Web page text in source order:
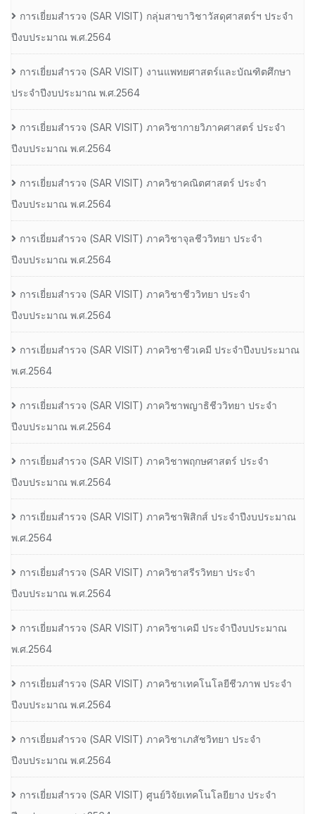
การเยี่ยมสํารวจ (SAR VISIT) กลุ่มสาขาวิชาวัสดุศาสตร์ฯ ประจํา
ปีงบประมาณ พ.ศ.2564
การเยี่ยมสํารวจ (SAR VISIT) งานแพทยศาสตร์และบัณฑิตศึกษา
ประจําปีงบประมาณ พ.ศ.2564
การเยี่ยมสํารวจ (SAR VISIT) ภาควิชากายวิภาคศาสตร์ ประจํา
ปีงบประมาณ พ.ศ.2564
การเยี่ยมสํารวจ (SAR VISIT) ภาควิชาคณิตศาสตร์ ประจํา
ปีงบประมาณ พ.ศ.2564
การเยี่ยมสํารวจ (SAR VISIT) ภาควิชาจุลชีววิทยา ประจํา
ปีงบประมาณ พ.ศ.2564
การเยี่ยมสํารวจ (SAR VISIT) ภาควิชาชีววิทยา ประจํา
ปีงบประมาณ พ.ศ.2564
การเยี่ยมสํารวจ (SAR VISIT) ภาควิชาชีวเคมี ประจําปีงบประมาณ
พ.ศ.2564
การเยี่ยมสํารวจ (SAR VISIT) ภาควิชาพญาธิชีววิทยา ประจํา
ปีงบประมาณ พ.ศ.2564
การเยี่ยมสํารวจ (SAR VISIT) ภาควิชาพฤกษศาสตร์ ประจํา
ปีงบประมาณ พ.ศ.2564
การเยี่ยมสํารวจ (SAR VISIT) ภาควิชาฟิสิกส์ ประจําปีงบประมาณ
พ.ศ.2564
การเยี่ยมสํารวจ (SAR VISIT) ภาควิชาสรีรวิทยา ประจํา
ปีงบประมาณ พ.ศ.2564
การเยี่ยมสํารวจ (SAR VISIT) ภาควิชาเคมี ประจําปีงบประมาณ
พ.ศ.2564
การเยี่ยมสํารวจ (SAR VISIT) ภาควิชาเทคโนโลยีชีวภาพ ประจํา
ปีงบประมาณ พ.ศ.2564
การเยี่ยมสํารวจ (SAR VISIT) ภาควิชาเภสัชวิทยา ประจํา
ปีงบประมาณ พ.ศ.2564
การเยี่ยมสํารวจ (SAR VISIT) ศูนย์วิจัยเทคโนโลยียาง ประจํา